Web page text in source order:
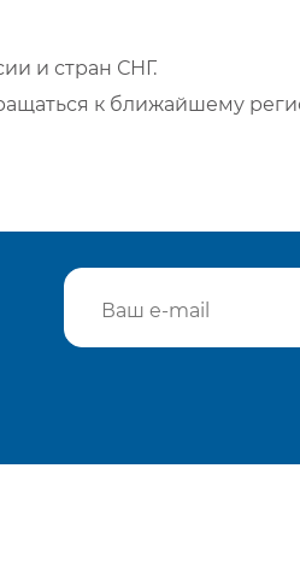
и стран СНГ.
к ближайшему